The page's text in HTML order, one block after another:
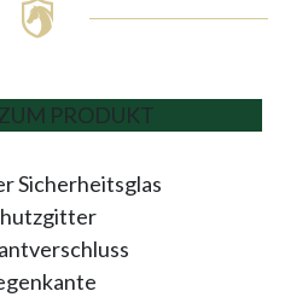
PRODUKT
Sicherheitsglas